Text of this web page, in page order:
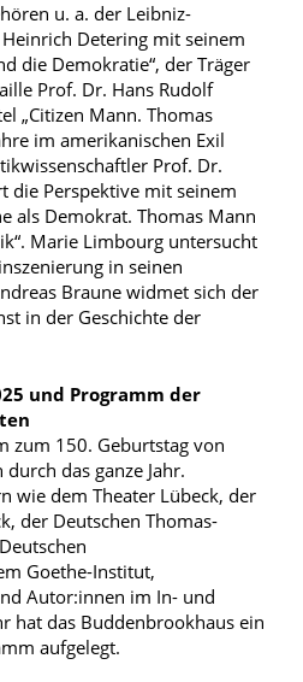
u. a. der Leibniz-
Detering mit seinem
die Demokratie“, der Träger
Prof. Dr. Hans Rudolf
„Citizen Mann. Thomas
im amerikanischen Exil
Prof. Dr.
die Perspektive mit seinem
als Demokrat. Thomas Mann
Marie Limbourg untersucht
in seinen
Braune widmet sich der
in der Geschichte der
und Programm der
zum 150. Geburtstag von
das ganze Jahr.
wie dem Theater Lübeck, der
der Deutschen Thomas-
Goethe-Institut,
Autor:innen im In- und
hat das Buddenbrookhaus ein
aufgelegt.